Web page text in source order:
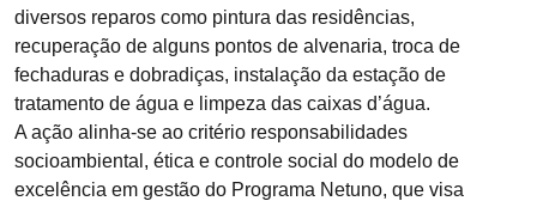
diversos reparos como pintura das residências,
recuperação de alguns pontos de alvenaria, troca de
fechaduras e dobradiças, instalação da estação de
tratamento de água e limpeza das caixas d’água.
A ação alinha-se ao critério responsabilidades
socioambiental, ética e controle social do modelo de
excelência em gestão do Programa Netuno, que visa